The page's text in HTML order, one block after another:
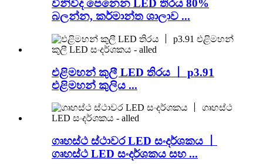
විනිවිද පෙනෙන LED තිරය 80%
බලන්න, කර්මාන්ත ශාලාව ...
එළිමහන් කුලී LED තිරය 丨 p3.91
එළිමහන් කුලිය ...
ගෘහස්ථ ස්ථාවර LED සංදර්ශකය 丨
ගෘහස්ථ LED සංදර්ශකය සහ ...